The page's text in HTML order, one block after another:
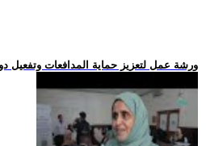
.. ورشة عمل لتعزيز حماية المدافعات وتفعيل